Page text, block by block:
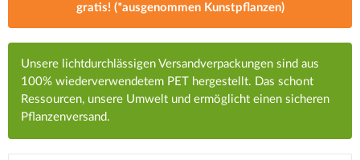
gratis! (*ausgenommen Kunstpflanzen)
Unsere lichtdurchlässigen Versandverpackungen sind aus
100% wiederverwendetem PET hergestellt. Das schont
Ressourcen, unsere Umwelt und ermöglicht einen sicheren
Pflanzenversand.